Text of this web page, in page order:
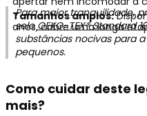
Tamanhos amplos:
anos, cobre uma longa
Para maior tranquilidade,
seloOEKO-TEX® Standard
substâncias nocivas para
pequenos.
Como cuidar deste
mais?